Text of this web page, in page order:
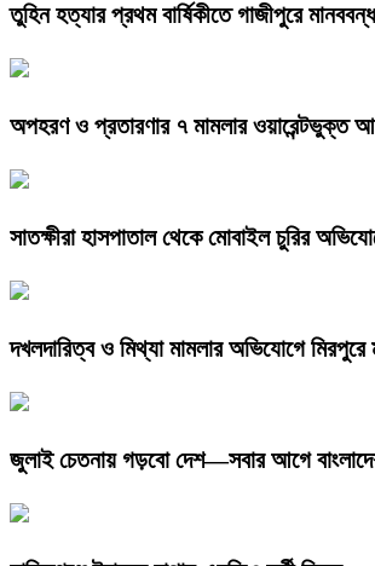
তুহিন হত্যার প্রথম বার্ষিকীতে গাজীপুরে
অপহরণ ও প্রতারণার ৭ মামলার ওয়ারেন্টভুক্ত
সাতক্ষীরা হাসপাতাল থেকে মোবাইল চুরির
দখলদারিত্ব ও মিথ্যা মামলার অভিযোগে মিরপুরে
জুলাই চেতনায় গড়বো দেশ—সবার আগে